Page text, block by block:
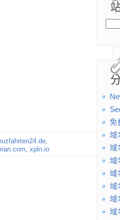
免
域
域
域
域
域
域
域
,
rian.com, xpln.io